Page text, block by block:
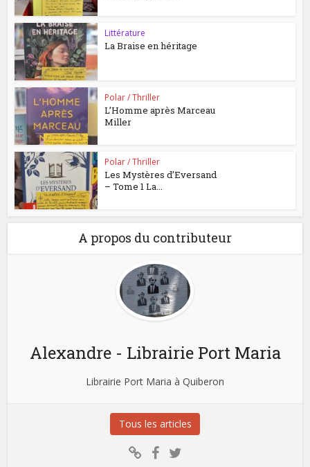
Littérature
La Braise en héritage
Polar / Thriller
L’Homme après Marceau
Miller
Polar / Thriller
Les Mystères d’Eversand
– Tome 1 La...
A propos du contributeur
Alexandre - Librairie Port Maria
Librairie Port Maria à Quiberon
Tous les articles